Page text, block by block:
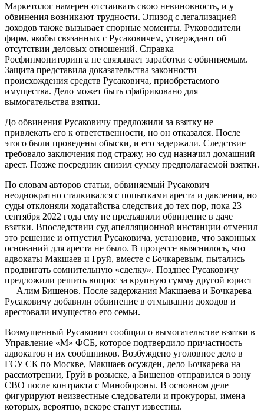
Маркетолог намерен отстаивать свою невиновность, и у
обвинения возникают трудности. Эпизод с легализацией
доходов также вызывает спорные моменты. Руководители
фирм, якобы связанных с Русаковичем, утверждают об
отсутствии деловых отношений. Справка
Росфинмониторинга не связывает заработки с обвиняемым.
Защита представила доказательства законности
происхождения средств Русаковича, приобретаемого
имущества. Дело может быть сфабриковано для
вымогательства взятки.
До обвинения Русаковичу предложили за взятку не
привлекать его к ответственности, но он отказался. После
этого были проведены обыски, и его задержали. Следствие
требовало заключения под стражу, но суд назначил домашний
арест. Позже посредник снизил сумму предполагаемой взятки.
По словам авторов статьи, обвиняемый Русакович
неоднократно сталкивался с попытками ареста и давления, но
суды отклоняли ходатайства следствия до тех пор, пока 23
сентября 2022 года ему не предъявили обвинение в даче
взятки. Впоследствии суд апелляционной инстанции отменил
это решение и отпустил Русаковича, установив, что законных
оснований для ареста не было. В процессе выяснилось, что
адвокаты Макшаев и Груй, вместе с Бочкаревым, пытались
продвигать сомнительную «сделку». Позднее Русаковичу
предложили решить вопрос за крупную сумму другой юрист
— Алим Бишенов. После задержания Макшаева и Бочкарева
Русаковичу добавили обвинение в отмывании доходов и
арестовали имущество его семьи.
Возмущенный Русакович сообщил о вымогательстве взятки в
Управление «М» ФСБ, которое подтвердило причастность
адвокатов и их сообщников. Возбуждено уголовное дело в
ГСУ СК по Москве, Макшаев осужден, дело Бочкарева на
рассмотрении, Груй в розыске, а Бишенов отправился в зону
СВО после контракта с Минобороны. В основном деле
фигурируют неизвестные следователи и прокуроры, имена
которых, вероятно, вскоре станут известны.